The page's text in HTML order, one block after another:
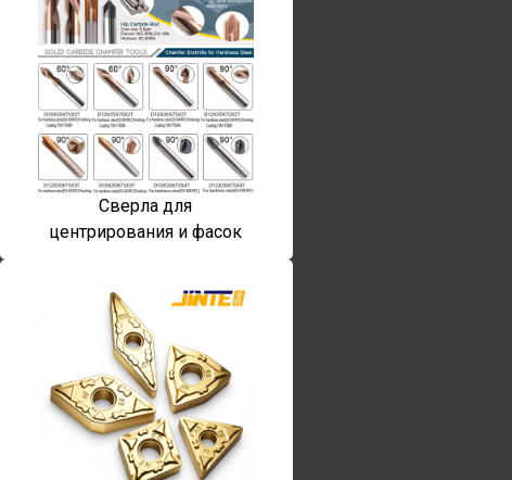
Сверла для
центрирования и фасок